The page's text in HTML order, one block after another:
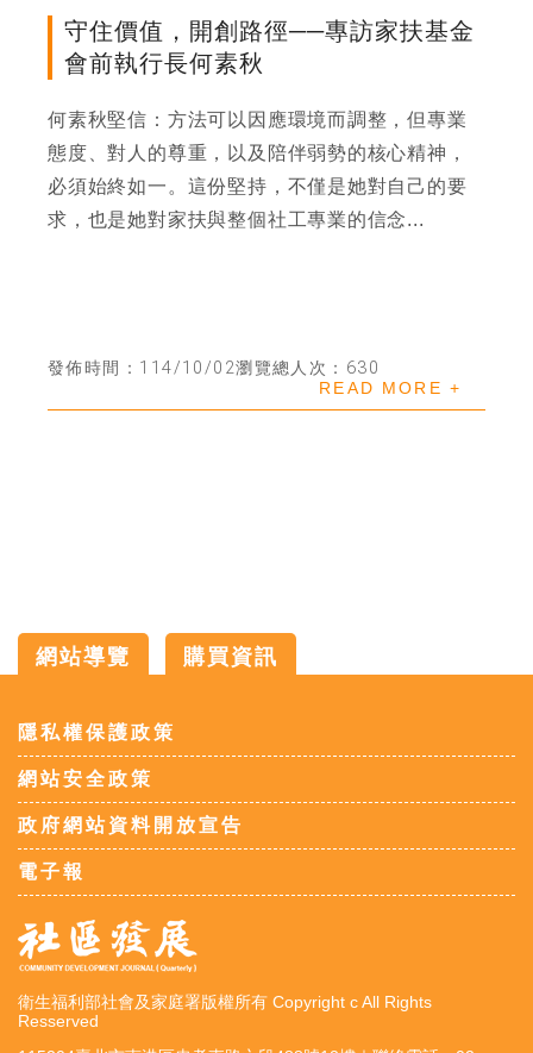
守住價值，開創路徑──專訪家扶基金
會前執行長何素秋
何素秋堅信：方法可以因應環境而調整，但專業
態度、對人的尊重，以及陪伴弱勢的核心精神，
必須始終如一。這份堅持，不僅是她對自己的要
求，也是她對家扶與整個社工專業的信念...
發佈時間：114/10/02瀏覽總人次：630
READ MORE +
網站導覽
購買資訊
隱私權保護政策
網站安全政策
政府網站資料開放宣告
電子報
衛生福利部社會及家庭署版權所有 Copyright c All Rights
Resserved